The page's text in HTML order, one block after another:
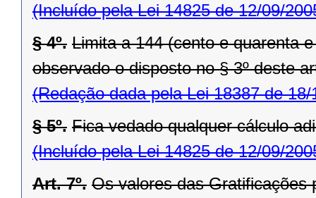
(Incluído pela Lei 14825 de 12/09/
§ 4º. Limita a 144 (cento e quarenta
observado o disposto no § 3º deste
(Redação dada pela Lei 18387 de 18/
§ 5º. Fica vedado qualquer cálculo
(Incluído pela Lei 14825 de 12/09/
Art. 7º. Os valores das Gratificações